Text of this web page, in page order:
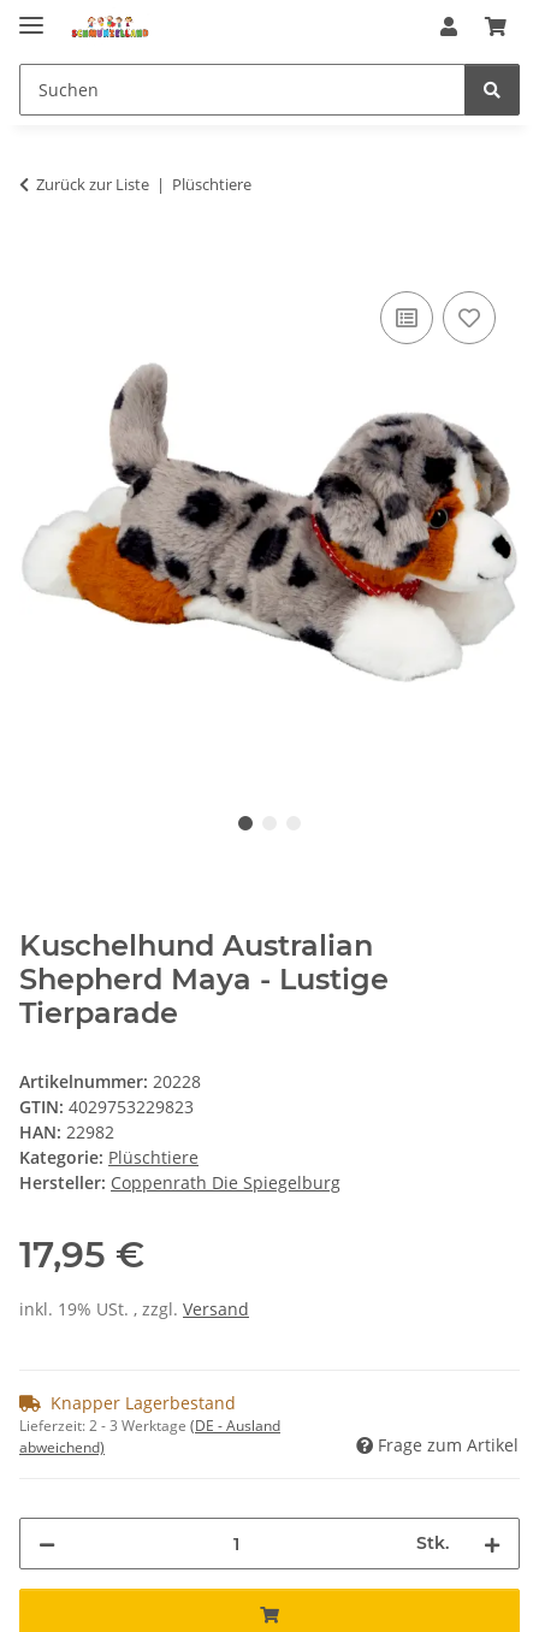
Zurück zur Liste Plüschtiere
Kuschelhund Australian
Shepherd Maya - Lustige
Tierparade
Artikelnummer: 20228
GTIN: 4029753229823
HAN: 22982
Kategorie: Plüschtiere
Hersteller: Coppenrath Die Spiegelburg
17,95 €
inkl. 19% USt. , zzgl. Versand
Knapper Lagerbestand
Lieferzeit:2 - 3 Werktage (DE - Ausland
abweichend)
Frage zum Artikel
Stk.